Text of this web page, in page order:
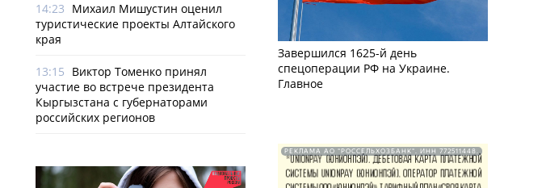
14:23 Михаил Мишустин оценил
туристические проекты Алтайского
края
13:15 Виктор Томенко принял
участие во встрече президента
Кыргызстана с губернаторами
российских регионов
Завершился 1625-й день
спецоперации РФ на Украине.
Главное
РЕКЛАМА АО "РОССЕЛЬХОЗБАНК". ИНН 772511448.